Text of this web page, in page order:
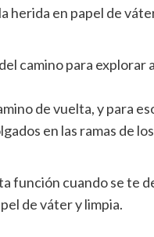
herida en papel de
camino para
de vuelta, y para
en las ramas de
función cuando se te
de váter y limpia.